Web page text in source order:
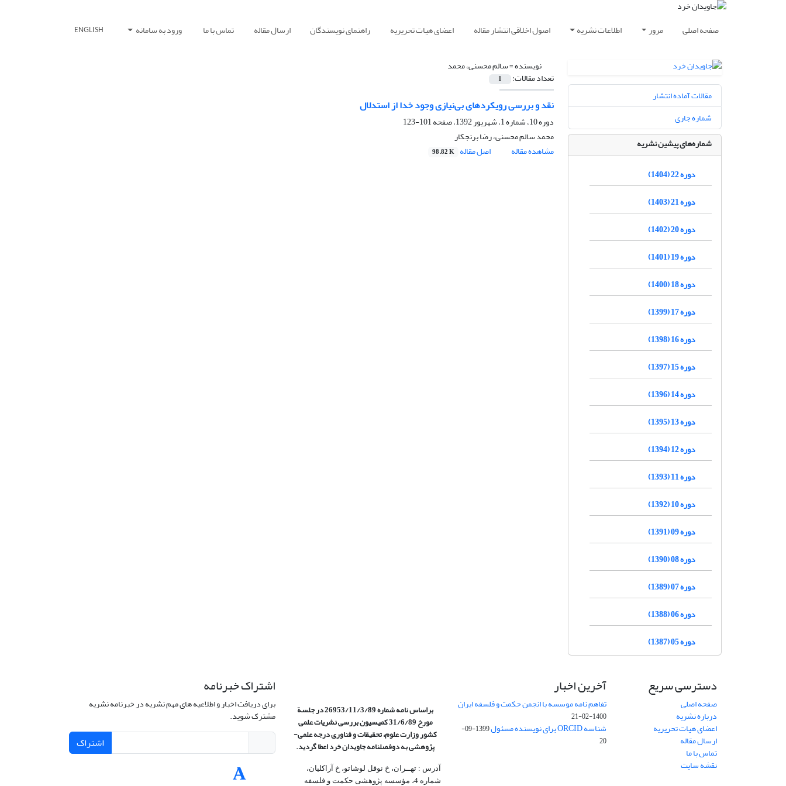
صفحه اصلی مرور اطلاعات نشریه اصول اخلاقی انتشار مقاله اعضای هیات تحریریه راهنمای نویسندگان ارسال مقاله تماس با ما ورود به سامانه ENGLISH
نویسنده =سالم محسنی، محمد
تعداد مقالات: 1
نقد و بررسی رویکردهای بی‌نیازی وجود خدا از استدلال
دوره 10، شماره 1، شهریور 1392، صفحه
101-123
محمد سالم محسنی، رضا برنجکار
مشاهده مقاله
اصل مقاله 98.82 K
مقالات آماده انتشار
شماره جاری
شماره‌های پیشین نشریه
دوره 22 (1404)
دوره 21 (1403)
دوره 20 (1402)
دوره 19 (1401)
دوره 18 (1400)
دوره 17 (1399)
دوره 16 (1398)
دوره 15 (1397)
دوره 14 (1396)
دوره 13 (1395)
دوره 12 (1394)
دوره 11 (1393)
دوره 10 (1392)
دوره 09 (1391)
دوره 08 (1390)
دوره 07 (1389)
دوره 06 (1388)
دوره 05 (1387)
دسترسی سریع
صفحه اصلی
درباره نشریه
اعضای هیات تحریریه
ارسال مقاله
تماس با ما
نقشه سایت
آخرین اخبار
تفاهم نامه موسسه با انجمن حکمت و فلسفه ایران
1400-02-21
شناسه ORCID برای نویسنده مسئول
1399-09-
20
براساس نامه شماره 26953/11/3/89 در جلسة
مورخ 31/6/89 کمیسیون
بررسی نشریات علمی
کشور وزارت علوم، تحقیقات و فناوری درجه علمی‌-
پژوهشیبه دوفصلنامه جاویدان خرد اعطا گردید.
آدرس : تهــران، خ نوفل لوشاتو، خ آراکلیان،
شماره 4،‌ مؤسسه پژوهشی حکمت و فلسفه
اشتراک خبرنامه
برای دریافت اخبار و اطلاعیه های مهم نشریه در خبرنامه نشریه
مشترک شوید.
اشتراک